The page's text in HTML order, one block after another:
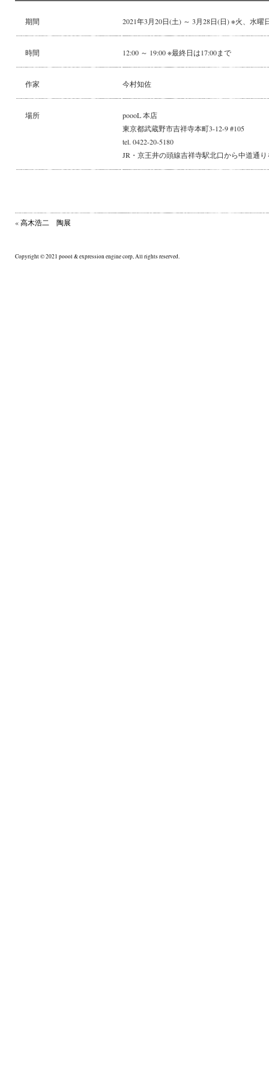
期間 2021年3月20日(土) ～ 3月28日(日) ※火、水曜
時間 12:00 ～ 19:00 ※最終日は17:00まで
作家 今村知佐
場所
poooL 本店
東京都武蔵野市吉祥寺本町3-12-9 #105
tel. 0422-20-5180
JR・京王井の頭線吉祥寺駅北口から中道通り
«高木浩二 陶展
Copyright © 2021 poool & expression engine corp, All rights reserved.